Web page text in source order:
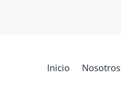
Inicio Nosotros